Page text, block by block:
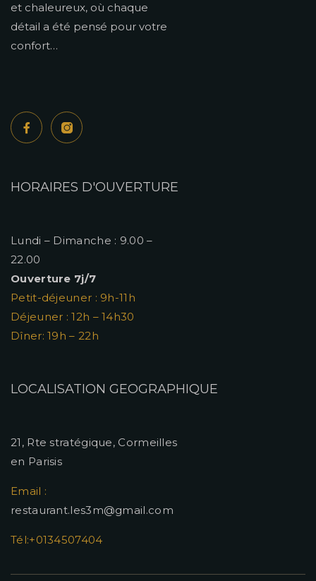
et chaleureux, où chaque
détail a été pensé pour votre
confort…
HORAIRES D'OUVERTURE
Lundi – Dimanche : 9.00 –
22.00
Ouverture 7j/7
Petit-déjeuner : 9h-11h
Déjeuner : 12h – 14h30
Dîner: 19h – 22h
LOCALISATION GEOGRAPHIQUE
21, Rte stratégique, Cormeilles
en Parisis
Email :
restaurant.les3m@gmail.com
Tél:+0134507404